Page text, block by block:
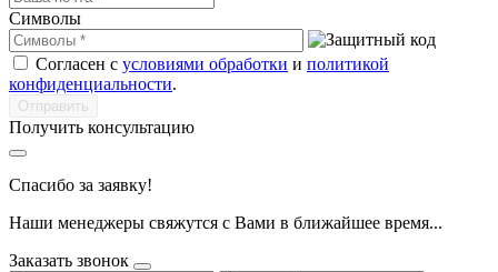
Символы
Согласен с условиями обработки и политикой
конфиденциальности.
Получить консультацию
Спасибо за заявку!
Наши менеджеры свяжутся с Вами в ближайшее время...
Заказать звонок